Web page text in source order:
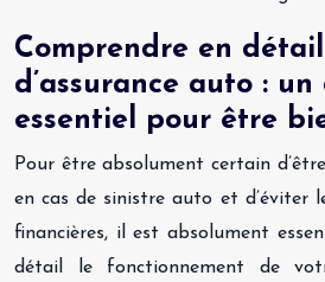
Comprendre en
d’assurance auto : un
essentiel pour être
Pour être absolument certain
en cas de sinistre auto et d’éviter
financières, il est absolument
détail le fonctionnement de